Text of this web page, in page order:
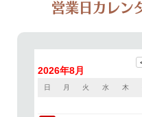
営業日カレン
2026年8月
日 月 火 水 木